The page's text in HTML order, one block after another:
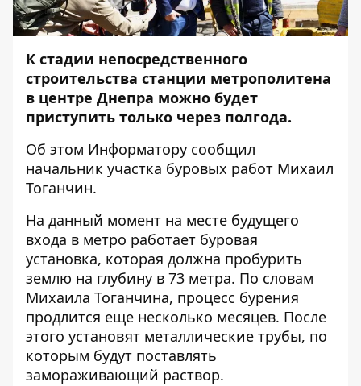
К стадии непосредственного
строительства станции метрополитена
в центре Днепра можно будет
приступить только через полгода.
Об этом Информатору сообщил
начальник участка буровых работ Михаил
Тоганчин.
На данный момент на месте будущего
входа в метро работает буровая
установка, которая должна пробурить
землю на глубину в 73 метра. По словам
Михаила Тоганчина, процесс бурения
продлится еще несколько месяцев. После
этого установят металлические трубы, по
которым будут поставлять
замораживающий раствор.